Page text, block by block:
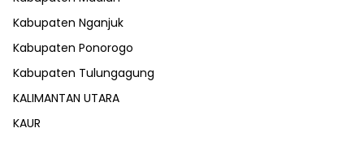
Kabupaten Nganjuk
Kabupaten Ponorogo
Kabupaten Tulungagung
KALIMANTAN UTARA
KAUR